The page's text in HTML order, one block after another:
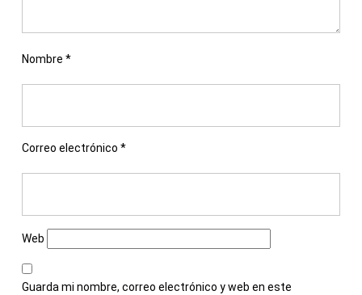
Nombre *
Correo electrónico *
Web
Guarda mi nombre, correo electrónico y web en este